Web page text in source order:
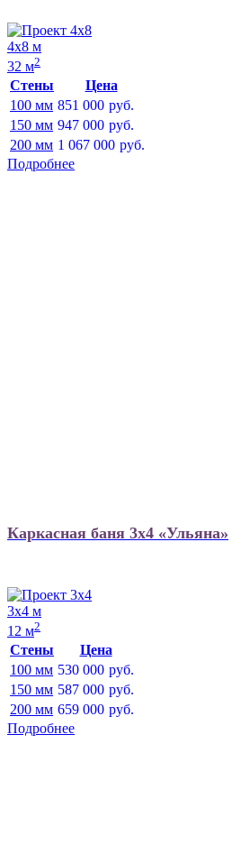
4х8 м
32 м2
Стены
Цена
100 мм 851 000 руб.
150 мм 947 000 руб.
200 мм 1 067 000 руб.
Подробнее
Каркасная баня 3х4 «Ульяна»
3х4 м
12 м2
Стены
Цена
100 мм 530 000 руб.
150 мм 587 000 руб.
200 мм 659 000 руб.
Подробнее